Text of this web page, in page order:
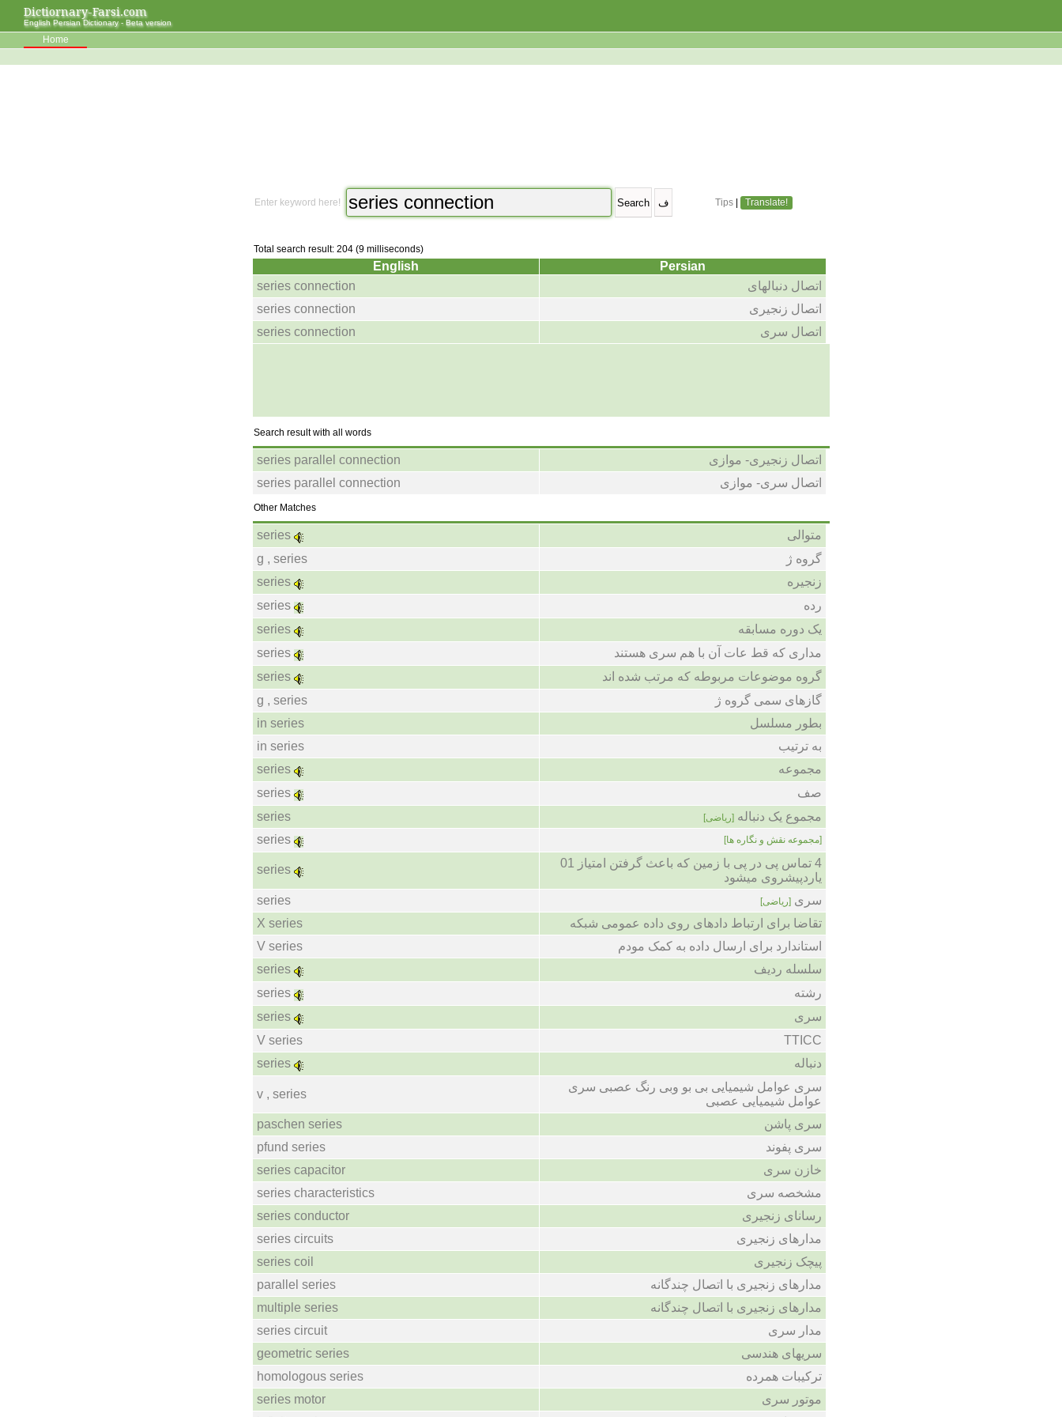
Dictiornary-Farsi.com
English Persian Dictionary - Beta version
Home
Enter keyword here! Tips Translate!
Total search result: 204 (9 milliseconds)
English
Persian
series connection
اتصال دنبالهای
series connection
اتصال زنجیری
series connection
اتصال سری
Search result with all words
series parallel connection
اتصال زنجیری- موازی
series parallel connection
اتصال سری- موازی
Other Matches
series
متوالی
g , series
گروه ژ
series
زنجیره
series
رده
series
یک دوره مسابقه
series
مداری که قط عات آن با هم سری هستند
series
گروه موضوعات مربوطه که مرتب شده اند
g , series
گازهای سمی گروه ژ
in series
بطور مسلسل
in series
به ترتیب
series
مجموعه
series
صف
series
مجموع یک دنباله [ریاضی]
series [مجموعه نقش و نگاره ها]
series
4 تماس پی در پی با زمین که باعث گرفتن امتیاز 01
یاردپیشروی میشود
series
سری [ریاضی]
X series
تقاضا برای ارتباط دادهای روی داده عمومی شبکه
V series
استاندارد برای ارسال داده به کمک مودم
series
سلسله ردیف
series
رشته
series
سری
V series
TTICC
series
دنباله
v , series
سری عوامل شیمیایی بی بو وبی رنگ عصبی سری
عوامل شیمیایی عصبی
paschen series
سری پاشن
pfund series
سری پفوند
series capacitor
خازن سری
series characteristics
مشخصه سری
series conductor
رسانای زنجیری
series circuits
مدارهای زنجیری
series coil
پیچک زنجیری
parallel series
مدارهای زنجیری با اتصال چندگانه
multiple series
مدارهای زنجیری با اتصال چندگانه
series circuit
مدار سری
geometric series
سریهای هندسی
homologous series
ترکیبات همرده
series motor
موتور سری